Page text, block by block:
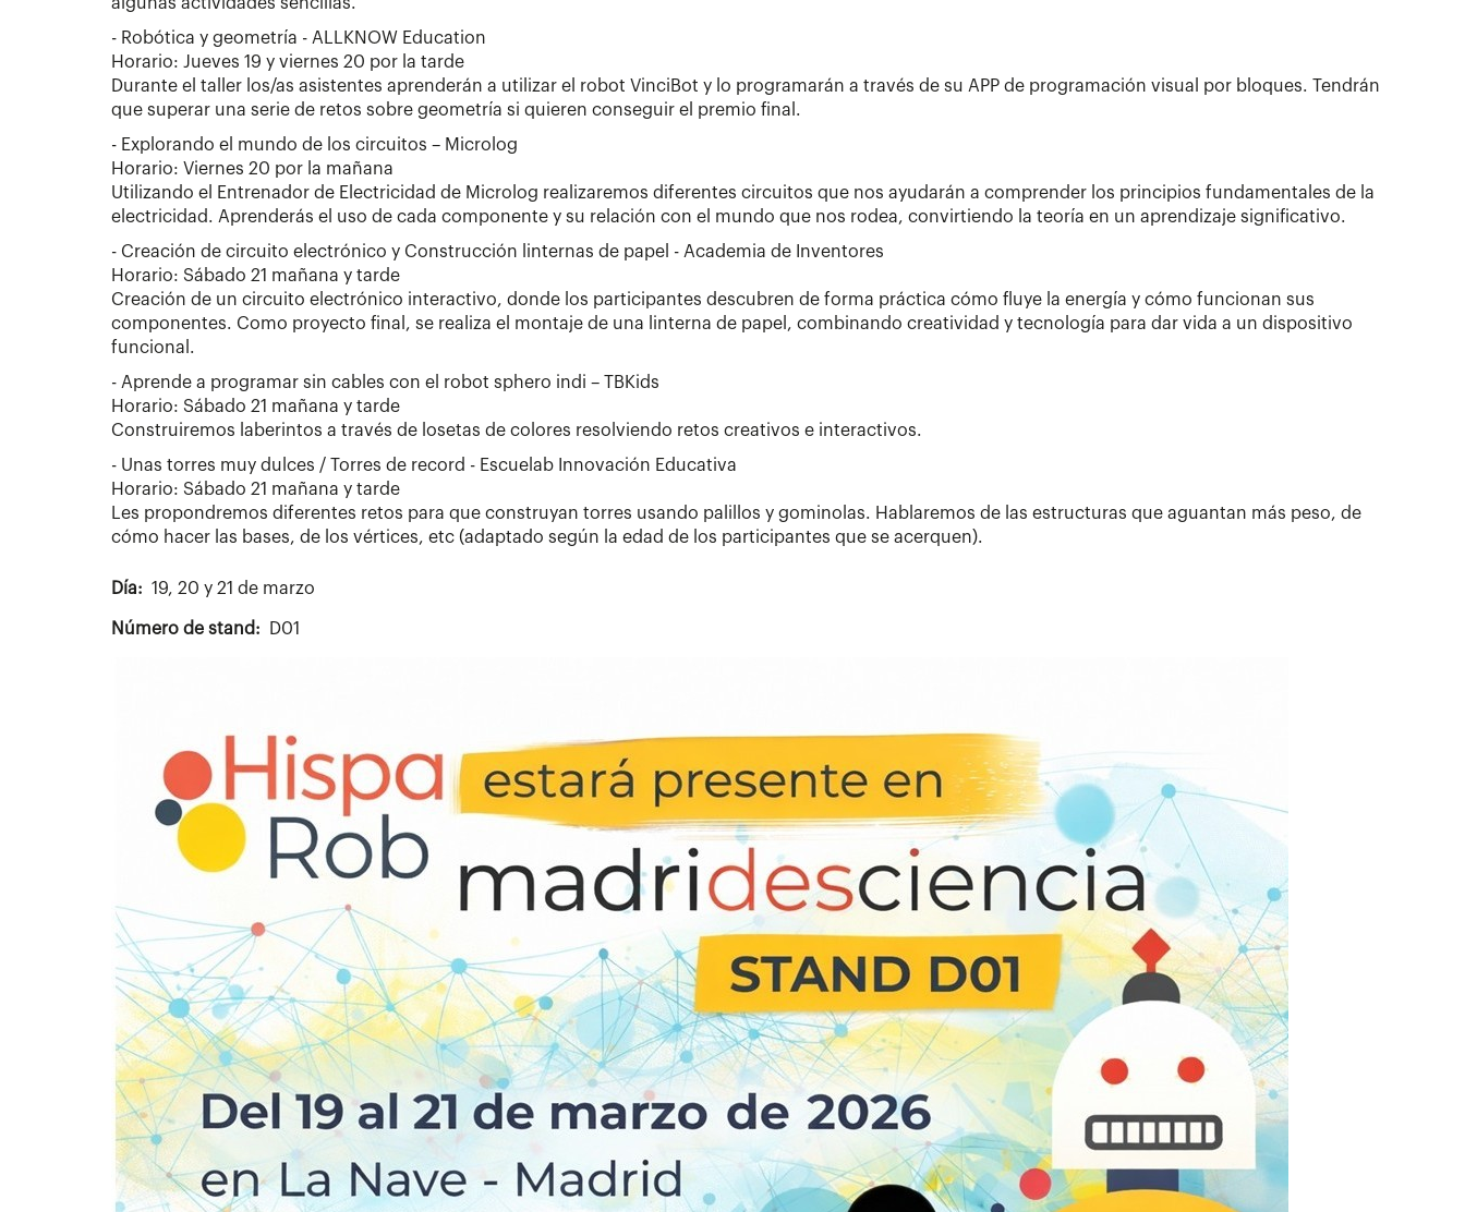
- Robótica y geometría - ALLKNOW Education
Horario: Jueves 19 y viernes 20 por la tarde
Durante el taller los/as asistentes aprenderán a utilizar el robot VinciBot y lo programarán a través de su APP de programación visual por bloques. Tendrán
que superar una serie de retos sobre geometría si quieren conseguir el premio final.
- Explorando el mundo de los circuitos – Microlog
Horario: Viernes 20 por la mañana
Utilizando el Entrenador de Electricidad de Microlog realizaremos diferentes circuitos que nos ayudarán a comprender los principios fundamentales de la
electricidad. Aprenderás el uso de cada componente y su relación con el mundo que nos rodea, convirtiendo la teoría en un aprendizaje significativo.
- Creación de circuito electrónico y Construcción linternas de papel - Academia de Inventores
Horario: Sábado 21 mañana y tarde
Creación de un circuito electrónico interactivo, donde los participantes descubren de forma práctica cómo fluye la energía y cómo funcionan sus
componentes. Como proyecto final, se realiza el montaje de una linterna de papel, combinando creatividad y tecnología para dar vida a un dispositivo
funcional.
- Aprende a programar sin cables con el robot sphero indi – TBKids
Horario: Sábado 21 mañana y tarde
Construiremos laberintos a través de losetas de colores resolviendo retos creativos e interactivos.
- Unas torres muy dulces / Torres de record - Escuelab Innovación Educativa
Horario: Sábado 21 mañana y tarde
Les propondremos diferentes retos para que construyan torres usando palillos y gominolas. Hablaremos de las estructuras que aguantan más peso, de
cómo hacer las bases, de los vértices, etc (adaptado según la edad de los participantes que se acerquen).
Día 19, 20 y 21 de marzo
Número de stand D01